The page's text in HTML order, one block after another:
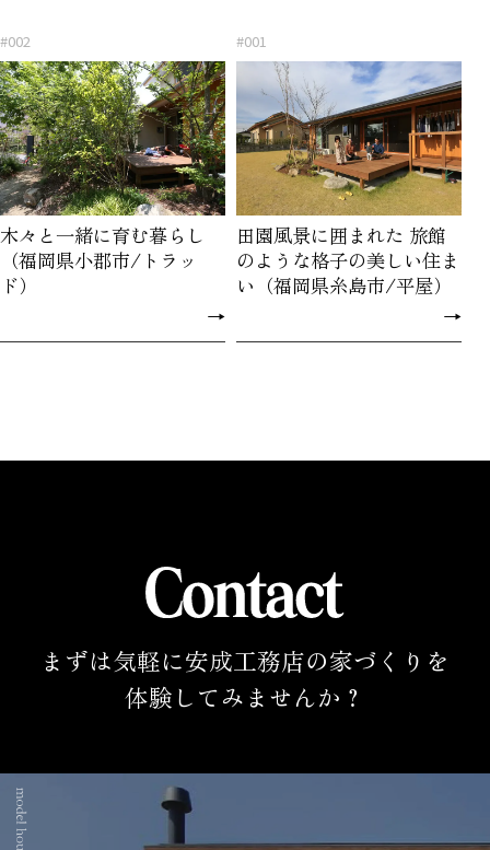
#002
木々と一緒に育む暮らし
（福岡県小郡市/トラッ
ド）
→
#001
田園風景に囲まれた 旅館
のような格子の美しい住ま
い（福岡県糸島市/平屋）
→
まずは気軽に安成工務店の家づくりを
体験してみませんか？